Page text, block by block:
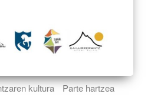
kultura
Parte hartzea